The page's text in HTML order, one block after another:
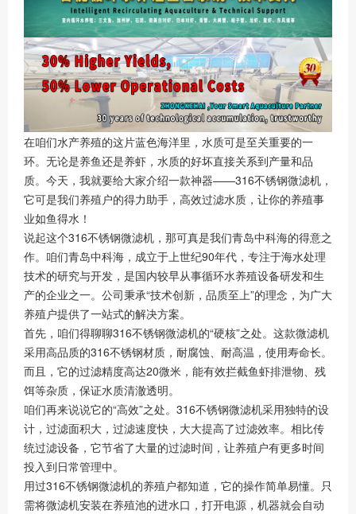
在咱们水产养殖的这片蓝色海洋里，水质可是至关重要的一
环。无论是养鱼还是养虾，水质的好坏直接关系到产量和品
质。今天，我就要给大家介绍一款神器——316不锈钢微滤机，
它可是我们养殖户的得力助手，高效过滤水质，让你的养殖事
业如鱼得水！
说起这个316不锈钢微滤机，那可真是我们青岛中科海的得意之
作。咱们青岛中科海，成立于上世纪90年代，专注于海水处理
技术的研究与开发，是国内较早从事循环水养殖设备研发和生
产的企业之一。公司秉承“技术创新，品质至上”的理念，为广大
养殖户提供了一站式的解决方案。
首先，咱们得聊聊316不锈钢微滤机的“硬核”之处。这款微滤机
采用高品质的316不锈钢材质，耐腐蚀、耐高温，使用寿命长。
而且，它的过滤精度高达20微米，能有效拦截鱼虾排泄物、残
饵等杂质，保证水质清澈透明。
咱们再来说说它的“高效”之处。316不锈钢微滤机采用独特的设
计，过滤面积大，过滤速度快，大大提高了过滤效率。相比传
统过滤设备，它节省了大量的过滤时间，让养殖户有更多时间
投入到日常管理中。
用过316不锈钢微滤机的养殖户都知道，它的操作简单易懂。只
需将微滤机安装在养殖池的进水口，打开电源，机器就会自动